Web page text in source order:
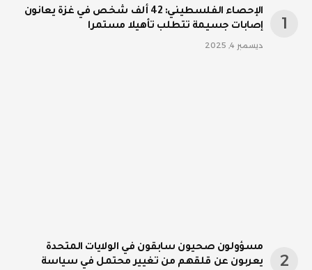
الإحصاء الفلسطيني: 42 ألف شخص في غزة يعانون
إصابات جسيمة تتطلب تأهيلا مستمرا
ديسمبر 4, 2025
مسؤولون صحيون سابقون في الولايات المتحدة
يعربون عن قلقهم من تغيير محتمل في سياسة